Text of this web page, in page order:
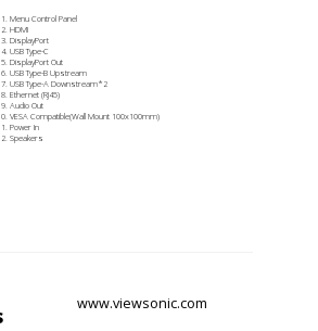
Menu Control Panel
HDMI
DisplayPort
USB Type-C
DisplayPort Out
USB Type-B Upstream
USB Type-A Downstream*2
Ethernet (RJ45)
Audio Out
VESA Compatible(Wall Mount 100x100mm)
Power In
Speakers
www.viewsonic.com